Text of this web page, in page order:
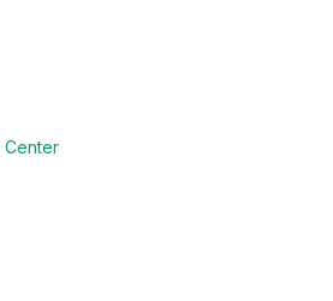
Center